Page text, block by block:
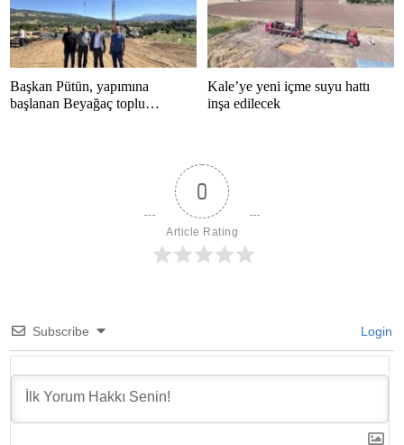
Başkan Pütün, yapımına
başlanan Beyağaç toplu
Kale’ye yeni içme suyu hattı
inşa edilecek
0
Article Rating
Subscribe Login